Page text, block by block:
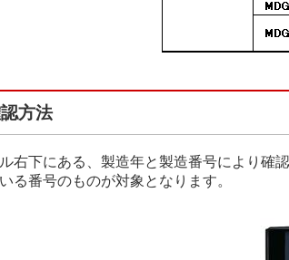
方法
右下にある、製造年と製造番号により確
る番号のものが対象となります。